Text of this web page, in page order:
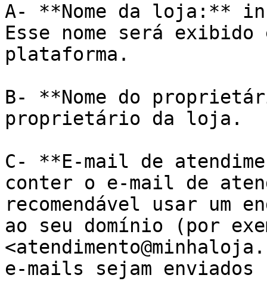
A- **Nome da loja:**
Esse nome será
plataforma.
B- **Nome do
proprietário da loja.
C- **E-mail de
conter o e-mail de
recomendável usar um
ao seu domínio (por
e-mails sejam enviados